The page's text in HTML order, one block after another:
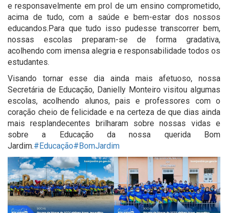
e responsavelmente em prol de um ensino comprometido,
acima de tudo, com a saúde e bem-estar dos nossos
educandos.Para que tudo isso pudesse transcorrer bem,
nossas escolas preparam-se de forma gradativa,
acolhendo com imensa alegria e responsabilidade todos os
estudantes.
Visando tornar esse dia ainda mais afetuoso, nossa
Secretária de Educação, Danielly Monteiro visitou algumas
escolas, acolhendo alunos, pais e professores com o
coração cheio de felicidade e na certeza de que dias ainda
mais resplandecentes brilharam sobre nossas vidas e
sobre a Educação da nossa querida Bom
Jardim.#Educação#BomJardim